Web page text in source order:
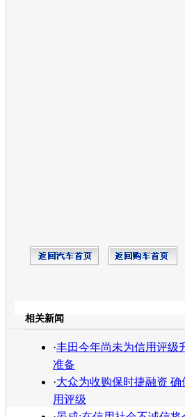
相关新闻
·丰田今年尚未为信用评级
准备
·大众为收购保时捷融资 确
用评级